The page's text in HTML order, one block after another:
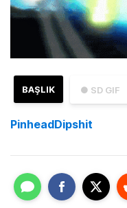
● SD GIF
BAŞLIK
PinheadDipshit